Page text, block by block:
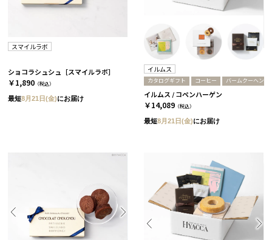
スマイルラボ
ショコラシュシュ［スマイルラボ］
￥1,890 （税込）
最短8月21日(金)にお届け
イルムス
カタログギフト コーヒー バームクーヘン
イルムス / コペンハーゲン
￥14,089 （税込）
最短8月21日(金)にお届け